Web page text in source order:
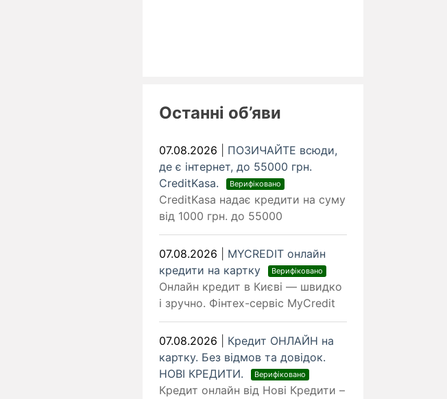
Останні об’яви
07.08.2026
ПОЗИЧАЙТЕ всюди,
де є інтернет, до 55000 грн.
CreditKasa.
Верифіковано
CreditKasa надає кредити на суму
від 1000 грн. до 55000
07.08.2026
MYCREDIT онлайн
кредити на картку
Верифіковано
Онлайн кредит в Києві — швидко
і зручно. Фінтех-сервіс MyCredit
07.08.2026
Кредит ОНЛАЙН на
картку. Без відмов та довідок.
НОВІ КРЕДИТИ.
Верифіковано
Кредит онлайн від Нові Кредити –